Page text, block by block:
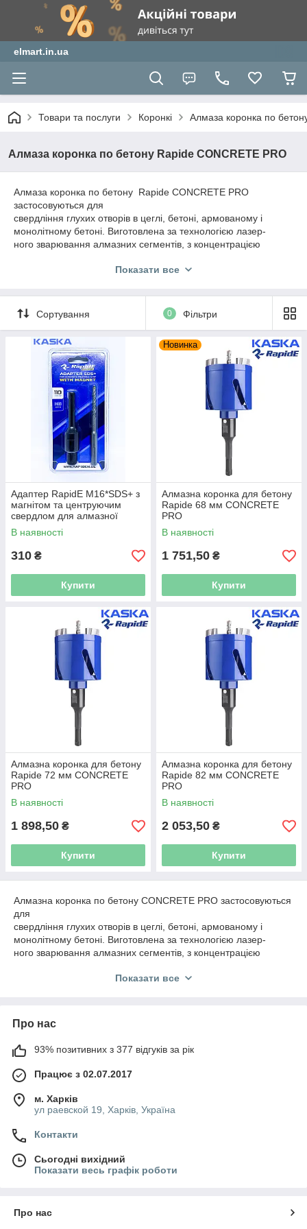
elmart.in.ua
Товари та послуги Коронкі Алмаза коронка по
Алмаза коронка по бетону Rapide CONCRETE PRO
Алмаза коронка по бетону Rapide CONCRETE PRO
застосовуються для
свердління глухих отворів в цеглі, бетоні, армованому і
монолітному бетоні. Виготовлена за технологією лазер-
ного зварювання алмазних сегментів, з концентрацією
свердління і довгий термін служби коронки. Має внутрішне
твердоспланим різцем.
+ Лазерна приварка сегментів
+ Ріжучі сегменти покриті діамантовою крихтою більш ніж на
Показати все
Сортування 0 Фільтри
Адаптер RapidE M16*SDS+ з
магнітом та центруючим
свердлом для алмазної
коронки CONCRETE PRO
В наявності
310 ₴
Купити
Новинка
Алмазна коронка для бетону
Rapide 68 мм CONCRETE
PRO
В наявності
1 751,50 ₴
Купити
Алмазна коронка для бетону
Rapide 72 мм CONCRETE
PRO
В наявності
1 898,50 ₴
Купити
Алмазна коронка для бетону
Rapide 82 мм CONCRETE
PRO
В наявності
2 053,50 ₴
Купити
Алмазна коронка по бетону CONCRETE PRO застосовуються
для
свердління глухих отворів в цеглі, бетоні, армованому і
монолітному бетоні. Виготовлена за технологією лазер-
ного зварювання алмазних сегментів, з концентрацією
свердління і довгий термін служби коронки. Має внутрішне
+ Лазерна приварка сегментів
30%
Показати все
Про нас
93% позитивних з 377 відгуків за рік
Працює з 02.07.2017
м. Харків
ул раевской 19, Харків, Україна
Контакти
Сьогодні вихідний
Показати весь графік роботи
Про нас